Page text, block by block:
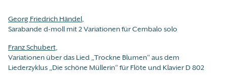
Georg Friedrich Händel,
Sarabande d-moll mit 2 Variationen für Cembalo solo
Franz Schubert,
Variationen über das Lied „Trockne Blumen“ aus dem
Liederzyklus „Die schöne Müllerin“ für Flöte und Klavier D 802